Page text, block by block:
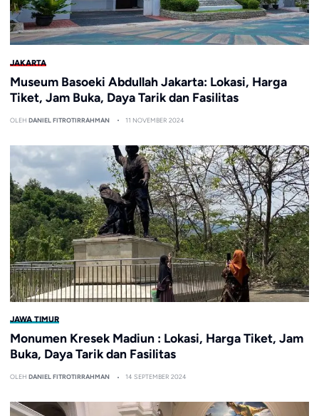
JAKARTA
Museum Basoeki Abdullah Jakarta: Lokasi, Harga
Tiket, Jam Buka, Daya Tarik dan Fasilitas
OLEH DANIEL FITROTIRRAHMAN 11 NOVEMBER 2024
JAWA TIMUR
Monumen Kresek Madiun : Lokasi, Harga Tiket, Jam
Buka, Daya Tarik dan Fasilitas
OLEH DANIEL FITROTIRRAHMAN 14 SEPTEMBER 2024